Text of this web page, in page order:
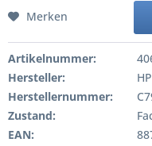
Merken
Artikelnummer:
Hersteller:
Herstellernummer:
Zustand:
EAN: